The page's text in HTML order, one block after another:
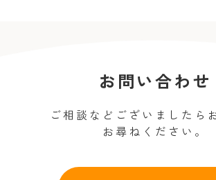
お問い合わせ
ご相談などございましたら
お尋ねください。